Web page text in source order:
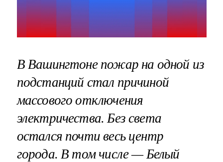
В Вашингтоне пожар на одной из
подстанций стал причиной
массового отключения
электричества. Без света
остался почти весь центр
города. В том числе — Белый